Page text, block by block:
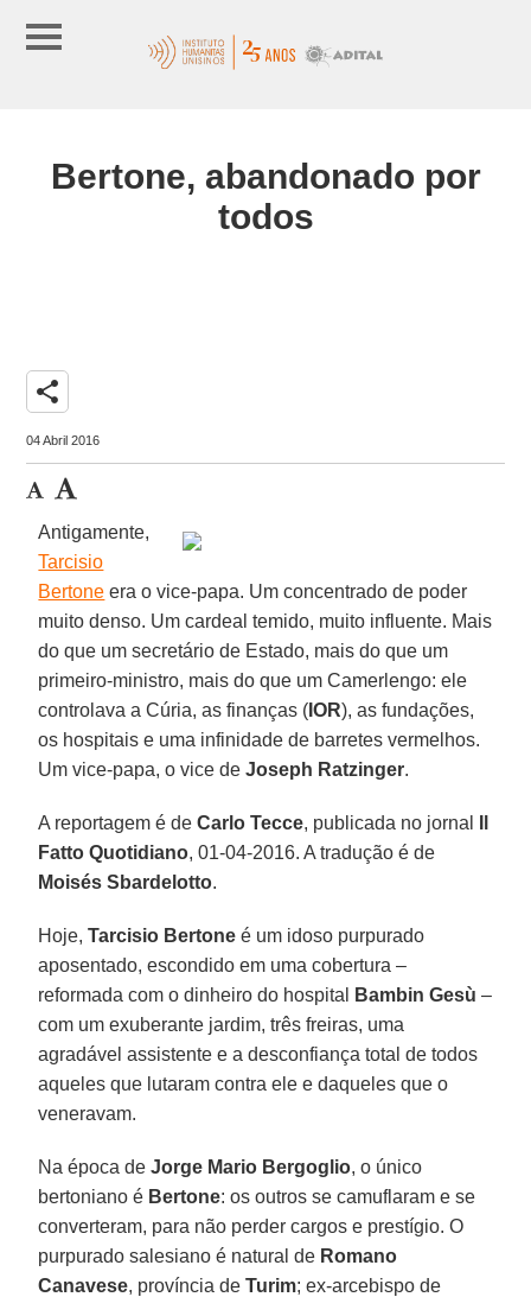
Bertone, abandonado por
todos
share
04 Abril 2016
Antigamente,
Tarcisio
Bertone era o vice-papa. Um concentrado de poder
muito denso. Um cardeal temido, muito influente. Mais
do que um secretário de Estado, mais do que um
primeiro-ministro, mais do que um Camerlengo: ele
controlava a Cúria, as finanças ( IOR), as fundações,
os hospitais e uma infinidade de barretes vermelhos.
Um vice-papa, o vice deJoseph Ratzinger.
A reportagem é deCarlo Tecce, publicada no jornal
Fatto Quotidiano, 01-04-2016. A tradução é de
Moisés Sbardelotto.
Hoje,Tarcisio Bertone é um idoso purpurado
aposentado, escondido em uma cobertura –
reformada com o dinheiro do hospital
Bambin Gesù –
com um exuberante jardim, três freiras, uma
agradável assistente e a desconfiança total de todos
aqueles que lutaram contra ele e daqueles que o
veneravam.
Na época deJorge Mario Bergoglio, o único
bertoniano é Bertone: os outros se camuflaram e se
converteram, para não perder cargos e prestígio. O
purpurado salesiano é natural de Romano
Canavese, província deTurim; ex-arcebispo de